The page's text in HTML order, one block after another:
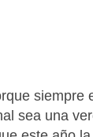
siempre
sea una